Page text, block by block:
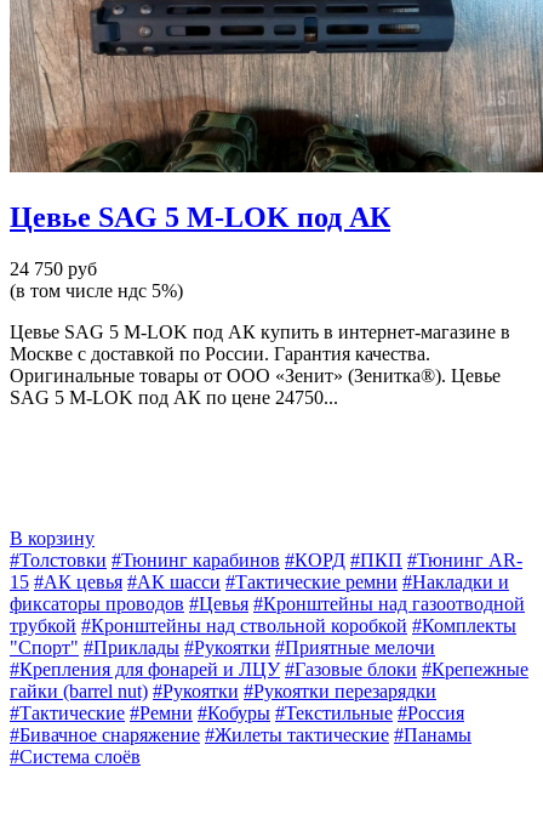
Цевье SAG 5 M-LOK под АК
24 750 руб
(в том числе ндс 5%)
Цевье SAG 5 M-LOK под АК купить в интернет-магазине в
Москве с доставкой по России. Гарантия качества.
Оригинальные товары от ООО «Зенит» (Зенитка®). Цевье
SAG 5 M-LOK под АК по цене 24750...
В корзину
#Толстовки #Тюнинг карабинов #КОРД #ПКП #Тюнинг AR-
15 #АК цевья #АК шасси #Тактические ремни #Накладки и
фиксаторы проводов #Цевья #Кронштейны над газоотводной
трубкой #Кронштейны над ствольной коробкой #Комплекты
"Спорт" #Приклады #Рукоятки #Приятные мелочи
#Крепления для фонарей и ЛЦУ #Газовые блоки #Крепежные
гайки (barrel nut) #Рукоятки #Рукоятки перезарядки
#Тактические #Ремни #Кобуры #Текстильные #Россия
#Бивачное снаряжение #Жилеты тактические #Панамы
#Система слоёв